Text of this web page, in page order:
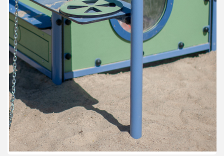
Παραγγείλτε τον κατάλογο
LarsLaj Worldwide
Lars Laj on Facebook